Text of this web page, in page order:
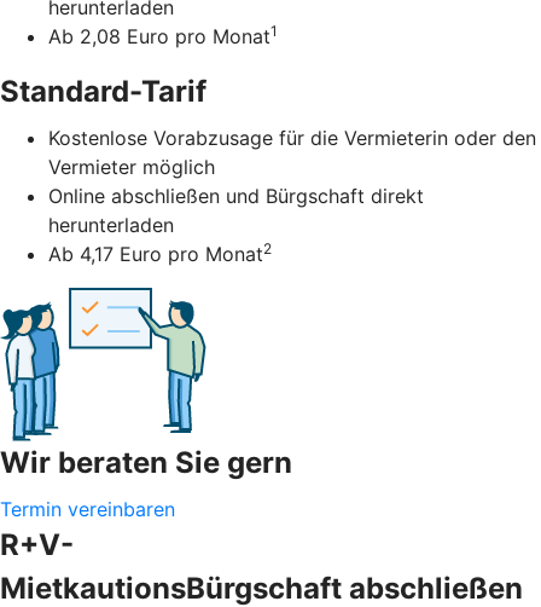
herunterladen
Ab 2,08 Euro pro Monat1
Standard-Tarif
Kostenlose Vorabzusage für die Vermieterin oder den
Vermieter möglich
Online abschließen und Bürgschaft direkt
herunterladen
Ab 4,17 Euro pro Monat2
Wir beraten Sie gern
Termin vereinbaren
R+V-
MietkautionsBürgschaft abschließen